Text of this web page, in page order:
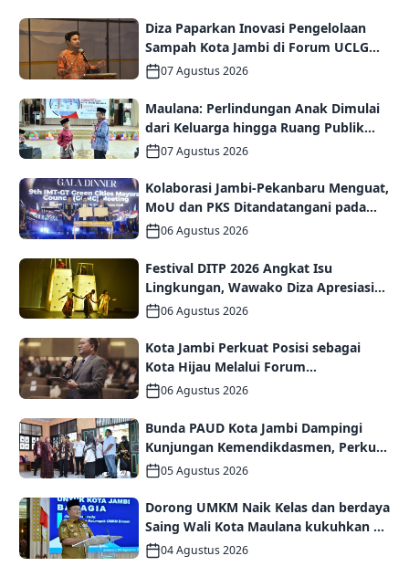
Diza Paparkan Inovasi Pengelolaan
Sampah Kota Jambi di Forum UCLG
ASPAC, Dorong Kolaborasi Menuju
07 Agustus 2026
Maulana: Perlindungan Anak Dimulai
dari Keluarga hingga Ruang Publik
yang Ramah
07 Agustus 2026
Kolaborasi Jambi-Pekanbaru Menguat,
MoU dan PKS Ditandatangani pada
Gala Dinner GCMC IMT-GT ke-9 Tahun
06 Agustus 2026
Festival DITP 2026 Angkat Isu
Lingkungan, Wawako Diza Apresiasi
Karya Seniman Jambi
06 Agustus 2026
Kota Jambi Perkuat Posisi sebagai
Kota Hijau Melalui Forum
Internasional IMT-GT GCMC 2026
06 Agustus 2026
Bunda PAUD Kota Jambi Dampingi
Kunjungan Kemendikdasmen, Perkuat
Kolaborasi Wujudkan PAUD
05 Agustus 2026
Dorong UMKM Naik Kelas dan berdaya
Saing Wali Kota Maulana kukuhkan 35
kelompok UMKM Binaan
04 Agustus 2026